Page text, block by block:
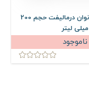
ژل بهداشتی بانوان درمالیفت حجم 200
میلی لیتر
ناموجود